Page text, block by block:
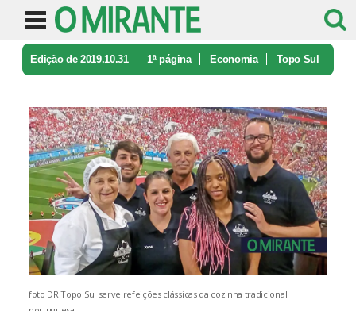
Edição de 2019.10.31 1ª página Economia Topo Sul
foto DR Topo Sul serve refeições clássicas da cozinha tradicional